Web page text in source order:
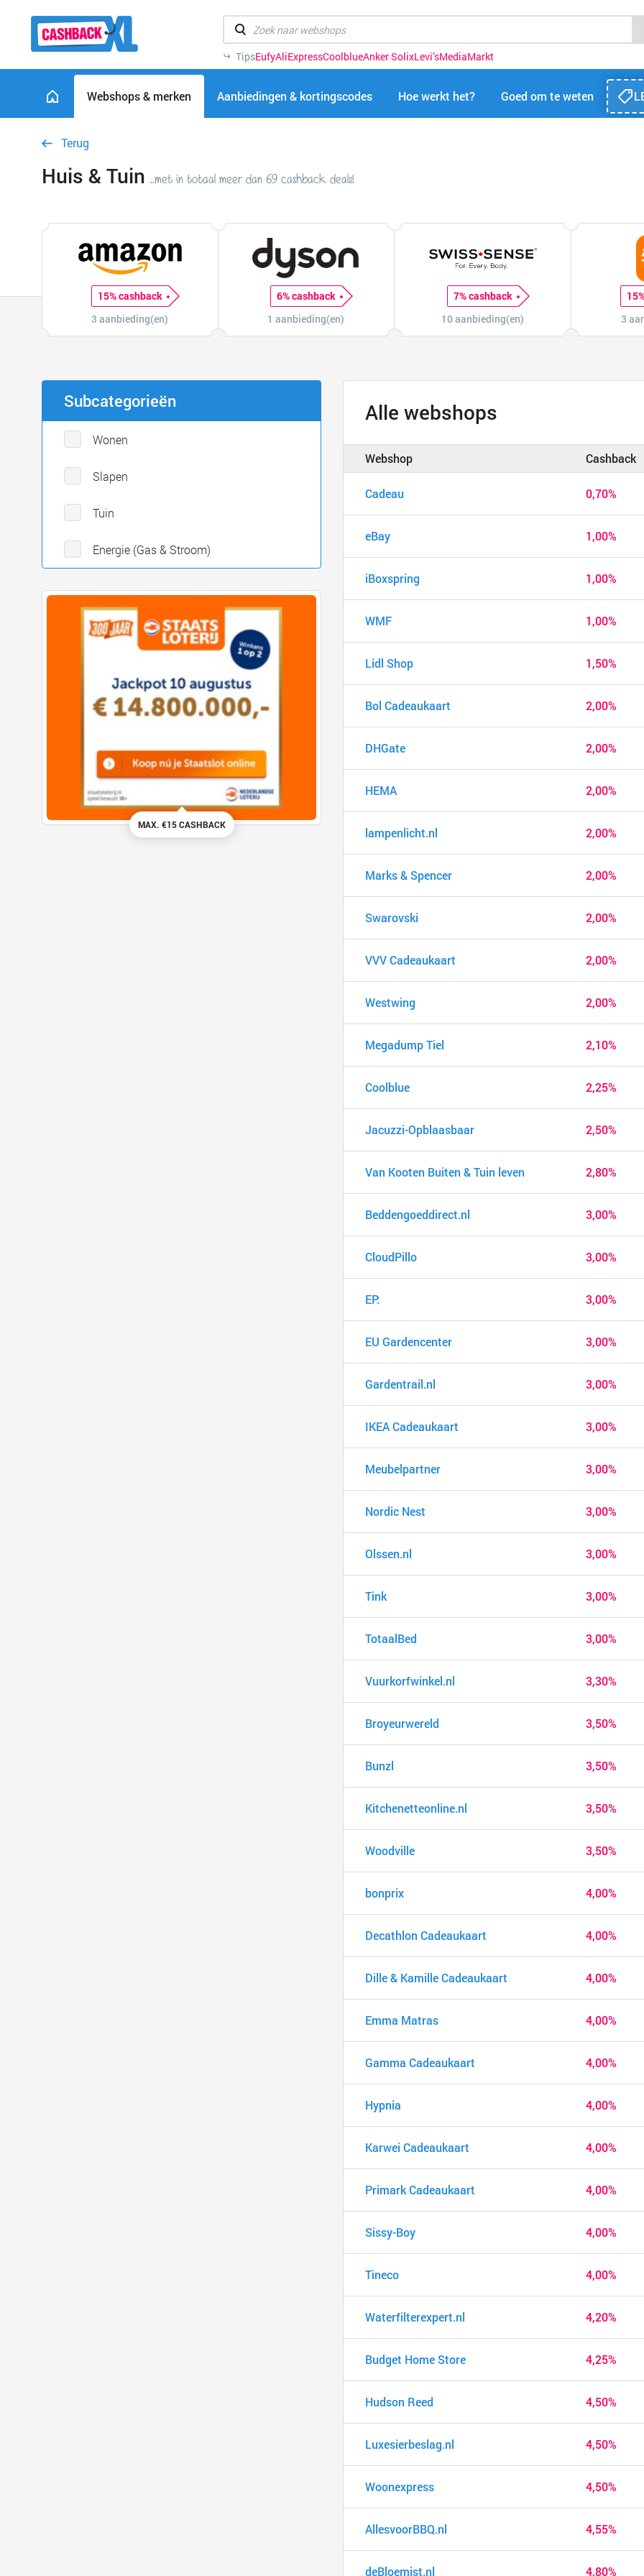
TipsEufyAliExpressCoolblueAnker SolixLevi’sMediaMarkt
Webshops & merken Aanbiedingen & kortingscodes Hoe werkt het? Goed om te weten
Terug
Huis & Tuin ..met in totaal meer dan 69 cashback deals!
15% cashback
3 aanbieding(en)
6% cashback
1 aanbieding(en)
7% cashback
10 aanbieding(en)
3
Subcategorieën
Wonen
Slapen
Tuin
Energie (Gas & Stroom)
MAX. €15 CASHBACK
Alle webshops
Webshop Cashback
Cadeau 0,70%
eBay 1,00%
iBoxspring 1,00%
WMF 1,00%
Lidl Shop 1,50%
Bol Cadeaukaart 2,00%
DHGate 2,00%
HEMA 2,00%
lampenlicht.nl 2,00%
Marks & Spencer 2,00%
Swarovski 2,00%
VVV Cadeaukaart 2,00%
Westwing 2,00%
Megadump Tiel 2,10%
Coolblue 2,25%
Jacuzzi-Opblaasbaar 2,50%
Van Kooten Buiten & Tuin leven 2,80%
Beddengoeddirect.nl 3,00%
CloudPillo 3,00%
EP: 3,00%
EU Gardencenter 3,00%
Gardentrail.nl 3,00%
IKEA Cadeaukaart 3,00%
Meubelpartner 3,00%
Nordic Nest 3,00%
Olssen.nl 3,00%
Tink 3,00%
TotaalBed 3,00%
Vuurkorfwinkel.nl 3,30%
Broyeurwereld 3,50%
Bunzl 3,50%
Kitchenetteonline.nl 3,50%
Woodville 3,50%
bonprix 4,00%
Decathlon Cadeaukaart 4,00%
Dille & Kamille Cadeaukaart 4,00%
Emma Matras 4,00%
Gamma Cadeaukaart 4,00%
Hypnia 4,00%
Karwei Cadeaukaart 4,00%
Primark Cadeaukaart 4,00%
Sissy-Boy 4,00%
Tineco 4,00%
Waterfilterexpert.nl 4,20%
Budget Home Store 4,25%
Hudson Reed 4,50%
Luxesierbeslag.nl 4,50%
Woonexpress 4,50%
AllesvoorBBQ.nl 4,55%
deBloemist.nl 4,80%